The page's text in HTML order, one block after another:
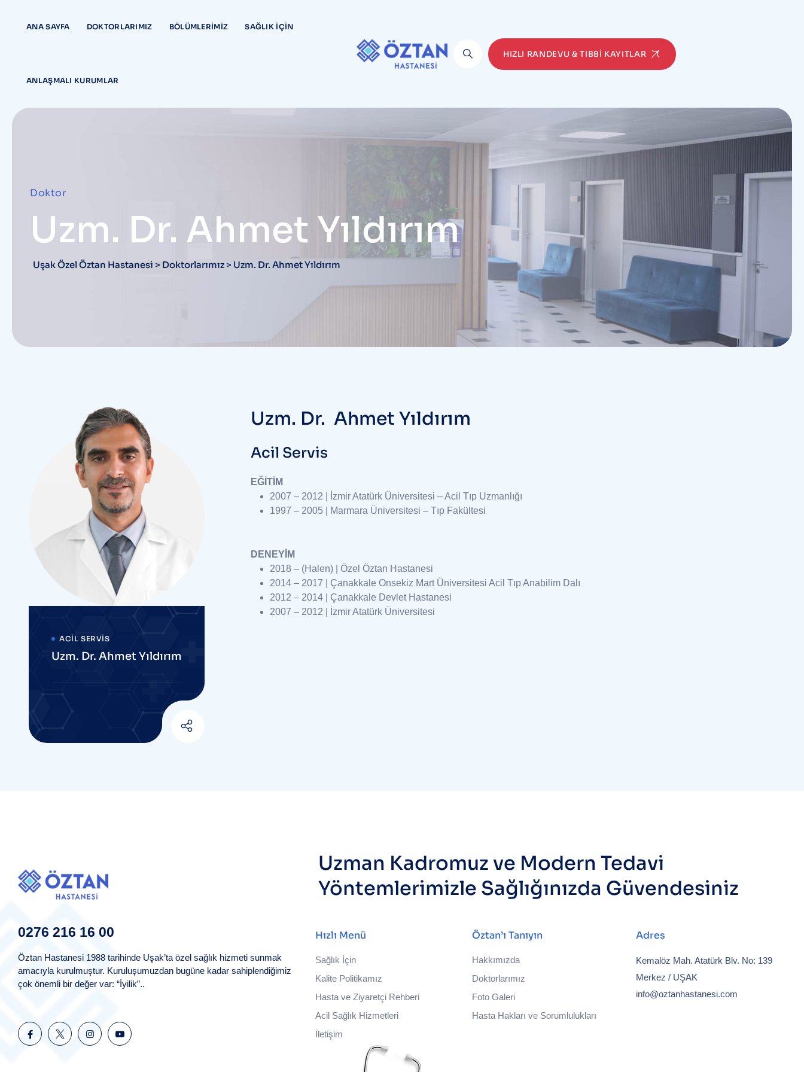
ANA SAYFA DOKTORLARIMIZ BÖLÜMLERIMIZ SAĞLIK İÇIN
ANLAŞMALI KURUMLAR
HIZLI RANDEVU & TIBBI KAYITLAR
Doktor
Uzm. Dr. Ahmet Yıldırım
Uşak Özel Öztan Hastanesi > Doktorlarımız > Uzm. Dr. Ahmet Yıldırım
ACIL SERVIS
Uzm. Dr. Ahmet Yıldırım
Uzm. Dr. Ahmet Yıldırım
Acil Servis
EĞİTİM
2007 – 2012 | İzmir Atatürk Üniversitesi – Acil Tıp Uzmanlığı
1997 – 2005 | Marmara Üniversitesi – Tıp Fakültesi
DENEYİM
2018 – (Halen) | Özel Öztan Hastanesi
2014 – 2017 | Çanakkale Onsekiz Mart Üniversitesi Acil Tıp Anabilim Dalı
2012 – 2014 | Çanakkale Devlet Hastanesi
2007 – 2012 | İzmir Atatürk Üniversitesi
Uzman Kadromuz ve Modern Tedavi
Yöntemlerimizle Sağlığınızda Güvendesiniz
0276 216 16 00
Öztan Hastanesi 1988 tarihinde Uşak’ta özel sağlık hizmeti sunmak
amacıyla kurulmuştur. Kuruluşumuzdan bugüne kadar sahiplendiğimiz
çok önemli bir değer var: “İyilik”..
Hızlı Menü
Sağlık İçin
Kalite Politikamız
Hasta ve Ziyaretçi Rehberi
Acil Sağlık Hizmetleri
İletişim
Öztan’ı Tanıyın
Hakkımızda
Doktorlarımız
Foto Galeri
Hasta Hakları ve Sorumlulukları
Adres
Kemalöz Mah. Atatürk Blv. No: 139
Merkez / UŞAK
info@oztanhastanesi.com